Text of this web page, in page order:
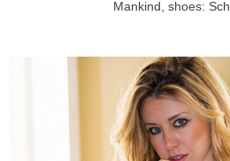
Mankind, shoes: